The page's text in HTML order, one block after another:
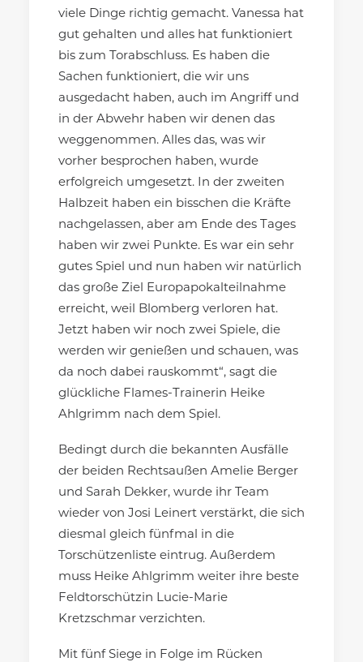
viele Dinge richtig gemacht. Vanessa hat
gut gehalten und alles hat funktioniert
bis zum Torabschluss. Es haben die
Sachen funktioniert, die wir uns
ausgedacht haben, auch im Angriff und
in der Abwehr haben wir denen das
weggenommen. Alles das, was wir
vorher besprochen haben, wurde
erfolgreich umgesetzt. In der zweiten
Halbzeit haben ein bisschen die Kräfte
nachgelassen, aber am Ende des Tages
haben wir zwei Punkte. Es war ein sehr
gutes Spiel und nun haben wir natürlich
das große Ziel Europapokalteilnahme
erreicht, weil Blomberg verloren hat.
Jetzt haben wir noch zwei Spiele, die
werden wir genießen und schauen, was
da noch dabei rauskommt“, sagt die
glückliche Flames-Trainerin Heike
Ahlgrimm nach dem Spiel.
Bedingt durch die bekannten Ausfälle
der beiden Rechtsaußen Amelie Berger
und Sarah Dekker, wurde ihr Team
wieder von Josi Leinert verstärkt, die sich
diesmal gleich fünfmal in die
Torschützenliste eintrug. Außerdem
muss Heike Ahlgrimm weiter ihre beste
Feldtorschützin Lucie-Marie
Kretzschmar verzichten.
Mit fünf Siege in Folge im Rücken